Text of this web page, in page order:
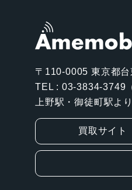
〒110-0005 東京都
TEL : 03-3834-3749
上野駅・御徒町駅よ
買取サイト